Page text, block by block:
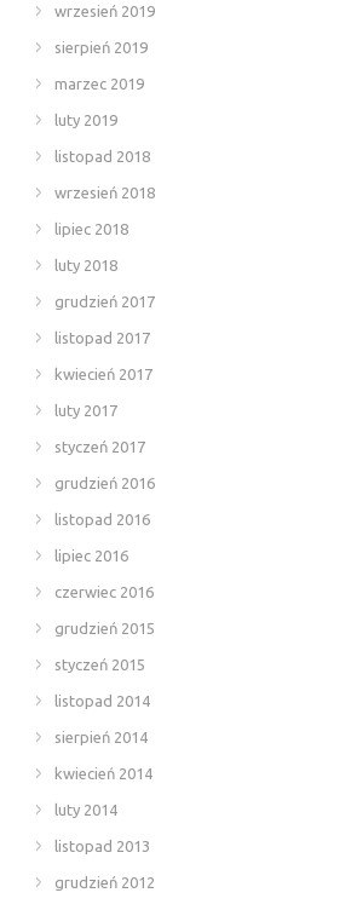
wrzesień 2019
sierpień 2019
marzec 2019
luty 2019
listopad 2018
wrzesień 2018
lipiec 2018
luty 2018
grudzień 2017
listopad 2017
kwiecień 2017
luty 2017
styczeń 2017
grudzień 2016
listopad 2016
lipiec 2016
czerwiec 2016
grudzień 2015
styczeń 2015
listopad 2014
sierpień 2014
kwiecień 2014
luty 2014
listopad 2013
grudzień 2012